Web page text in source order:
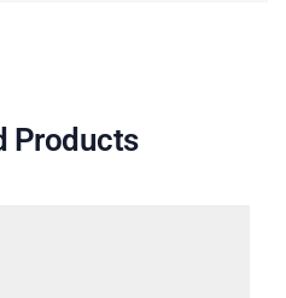
Products